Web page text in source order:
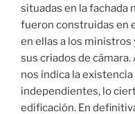
situadas en la fachada
fueron construidas en
en ellas a los ministros
sus criados de
nos indica la
independientes, lo
edificación. En